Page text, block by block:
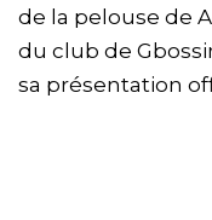
de la pelouse de
du club de
sa présentation